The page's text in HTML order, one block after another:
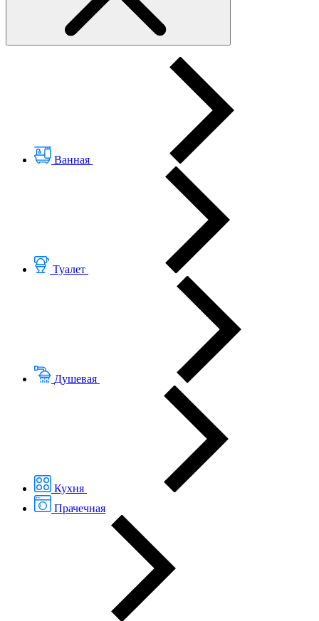
Ванная
Туалет
Душевая
Кухня
Прачечная